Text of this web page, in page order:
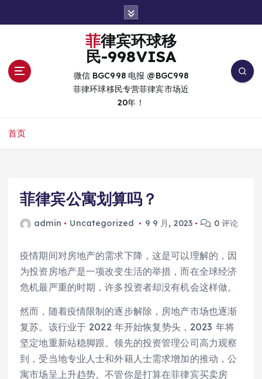
菲律宾环球移
民-998VISA
微信 BGC998 电报 @BGC998
菲律环球移民专营菲律宾市场近
20年！
首页
菲律宾公寓划算吗？
admin Uncategorized 9 9 月, 2023 0 评论
疫情期间对房地产的需求下降，这是可以理解的，因
为投资房地产是一项改变生活的举措，而在全球经济
危机最严重的时期，许多投资者却没有机会这样做。
然而，随着疫情限制的逐步解除，房地产市场也逐渐
复苏。该行业于 2022 年开始恢复势头，2023 年将
坚定地重新站稳脚跟。领先的投资管理公司高力观察
到，受当地专业人士和外籍人士需求增加的推动，公
寓市场呈上升趋势。不管你是打算在菲律宾买卖房